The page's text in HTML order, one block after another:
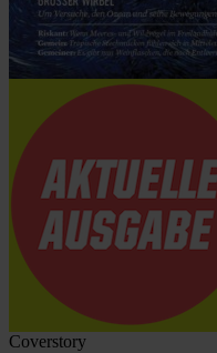
Coverstory